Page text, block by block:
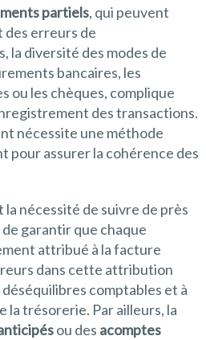
partiels, qui peuvent
erreurs de
la diversité des modes de
bancaires, les
ou les chèques, complique
des transactions.
nécessite une méthode
pour assurer la cohérence des
nécessité de suivre de près
garantir que chaque
attribué à la facture
dans cette attribution
comptables et à
la trésorerie. Par ailleurs, la
ou des acomptes